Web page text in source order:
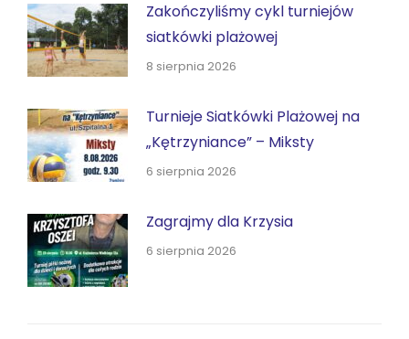
Zakończyliśmy cykl turniejów
siatkówki plażowej
8 sierpnia 2026
Turnieje Siatkówki Plażowej na
„Kętrzyniance” – Miksty
6 sierpnia 2026
Zagrajmy dla Krzysia
6 sierpnia 2026